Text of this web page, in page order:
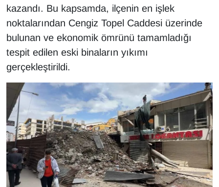
kazandı. Bu kapsamda, ilçenin en işlek
noktalarından Cengiz Topel Caddesi üzerinde
bulunan ve ekonomik ömrünü tamamladığı
tespit edilen eski binaların yıkımı
gerçekleştirildi.
Kamu Alımları
Kim Kimdir?
Kültür & Sanat
KURDÎ
MAGAZİN
MEDYA
ONE EKONOMİ
POLİTİKA